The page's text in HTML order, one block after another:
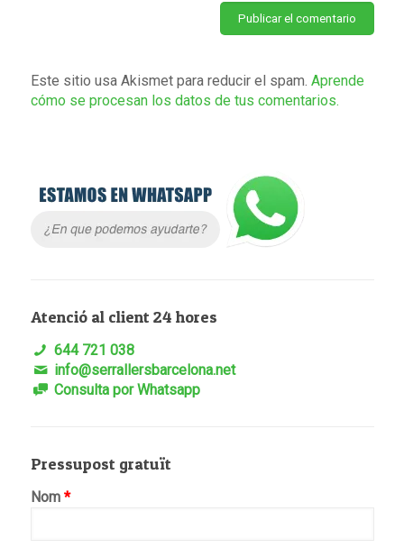
Este sitio usa Akismet para reducir el spam. Aprende
cómo se procesan los datos de tus comentarios.
Atenció al client 24 hores
644 721 038
info@serrallersbarcelona.net
Consulta por Whatsapp
Pressupost gratuït
Nom *